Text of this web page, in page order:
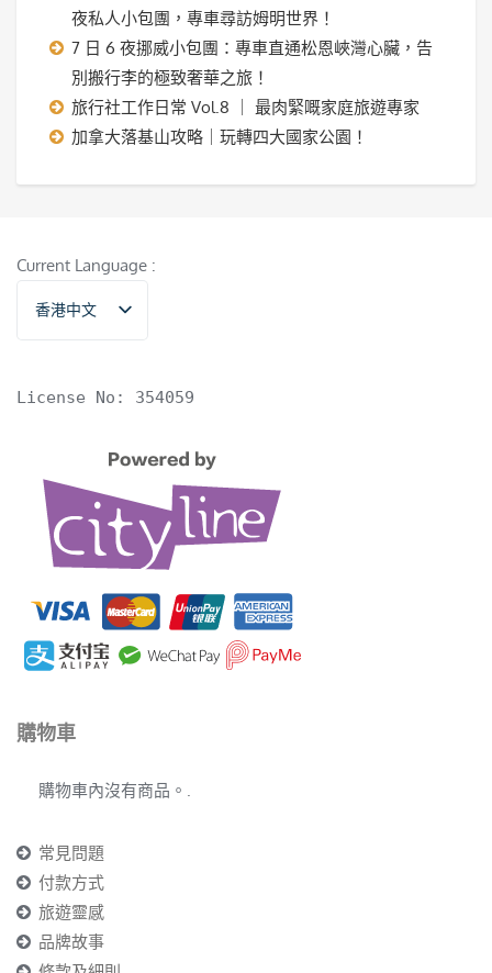
夜私人小包團，專車尋訪姆明世界！
7 日 6 夜挪威小包團：專車直通松恩峽灣心臟，告
別搬行李的極致奢華之旅！
旅行社工作日常 Vol.8 ｜ 最肉緊嘅家庭旅遊專家
加拿大落基山攻略｜玩轉四大國家公園！
Current Language :
香港中文
English
License No: 354059
購物車
購物車內沒有商品。.
常見問題
付款方式
旅遊靈感
品牌故事